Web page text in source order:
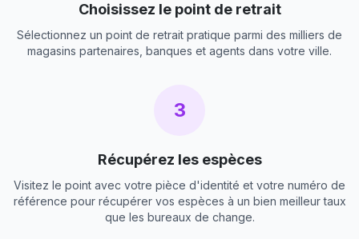
Choisissez le point de retrait
Sélectionnez un point de retrait pratique parmi des milliers de
magasins partenaires, banques et agents dans votre ville.
3
Récupérez les espèces
Visitez le point avec votre pièce d'identité et votre numéro de
référence pour récupérer vos espèces à un bien meilleur taux
que les bureaux de change.